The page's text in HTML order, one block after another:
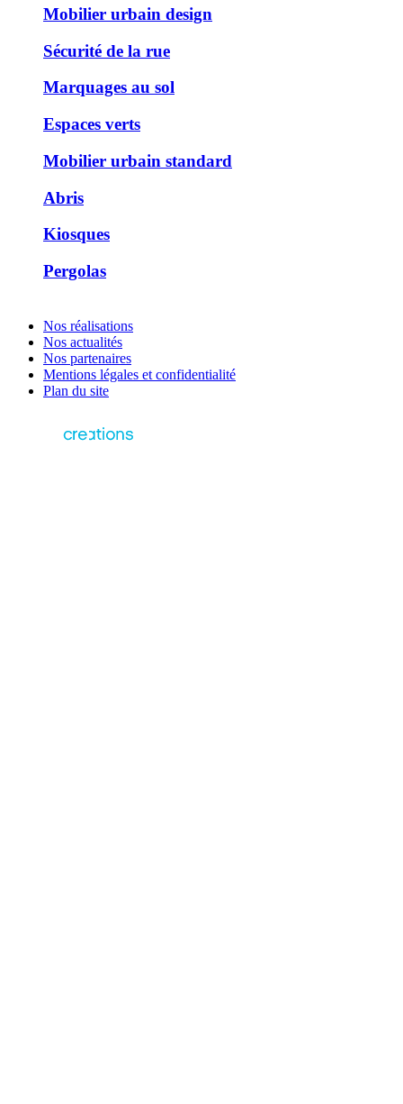
Mobilier urbain design
Sécurité de la rue
Marquages au sol
Espaces verts
Mobilier urbain standard
Abris
Kiosques
Pergolas
Nos réalisations
Nos actualités
Nos partenaires
Mentions légales et confidentialité
Plan du site